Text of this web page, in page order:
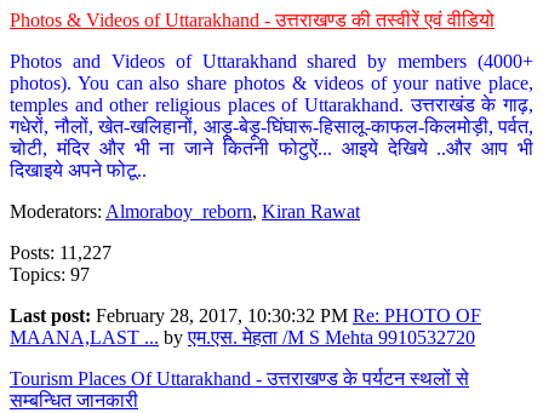
Photos & Videos of Uttarakhand - उत्तराखण्ड की तस्वीरें एवं वीडियो
Photos and Videos of Uttarakhand shared by members (4000+
photos). You can also share photos & videos of your native place,
temples and other religious places of Uttarakhand. उत्तराखंड के गाढ़,
गधेरों, नौलों, खेत-खलिहानों, आड़ू-बेड़ू-घिंघारू-हिसालू-काफल-किलमोड़ी, पर्वत,
चोटी, मंदिर और भी ना जाने कितनी फोटुऐं... आइये देखिये ..और आप भी
दिखाइये अपने फोटू..
Moderators: Almoraboy_reborn, Kiran Rawat
Posts: 11,227
Topics: 97
Last post: February 28, 2017, 10:30:32 PM Re: PHOTO OF
MAANA,LAST ... byएम.एस. मेहता /M S Mehta 9910532720
Tourism Places Of Uttarakhand - उत्तराखण्ड के पर्यटन स्थलों से
सम्बन्धित जानकारी